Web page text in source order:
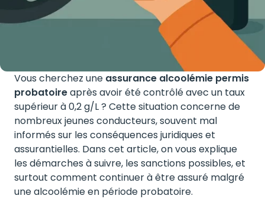
Vous cherchez une assurance alcoolémie permis
probatoireaprès avoir été contrôlé avec un taux
supérieur à 0,2 g/L ? Cette situation concerne de
nombreux jeunes conducteurs, souvent mal
informés sur les conséquences juridiques et
assurantielles. Dans cet article, on vous explique
les démarches à suivre, les sanctions possibles, et
surtout comment continuer à être assuré malgré
une alcoolémie en période probatoire.